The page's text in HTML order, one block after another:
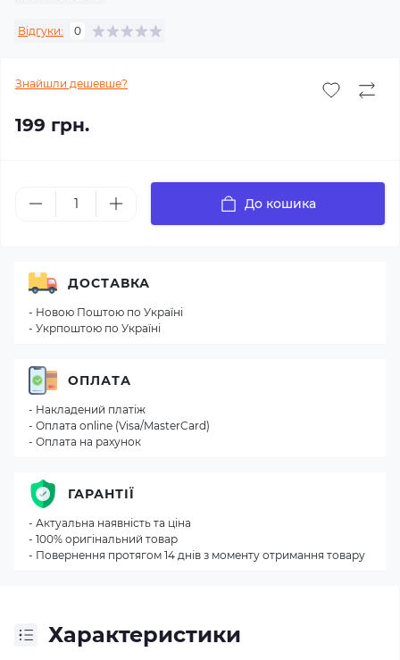
Відгуки: 0
Знайшли дешевше?
199 грн.
До кошика
Характеристики
ДОСТАВКА
- Новою Поштою по Україні
- Укрпоштою по Україні
ОПЛАТА
- Накладений платіж
- Оплата online (Visa/MasterCard)
- Оплата на рахунок
ГАРАНТІЇ
- Актуальна наявність та ціна
- 100% оригінальний товар
- Повернення протягом 14 днів з моменту отримання товару